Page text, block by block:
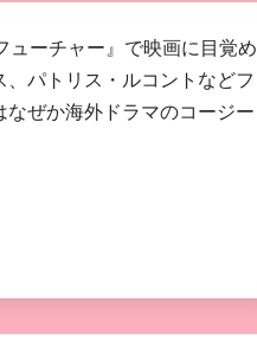
ューチャー』で映画に目覚め
パトリス・ルコントなどフ
ぜか海外ドラマのコージー